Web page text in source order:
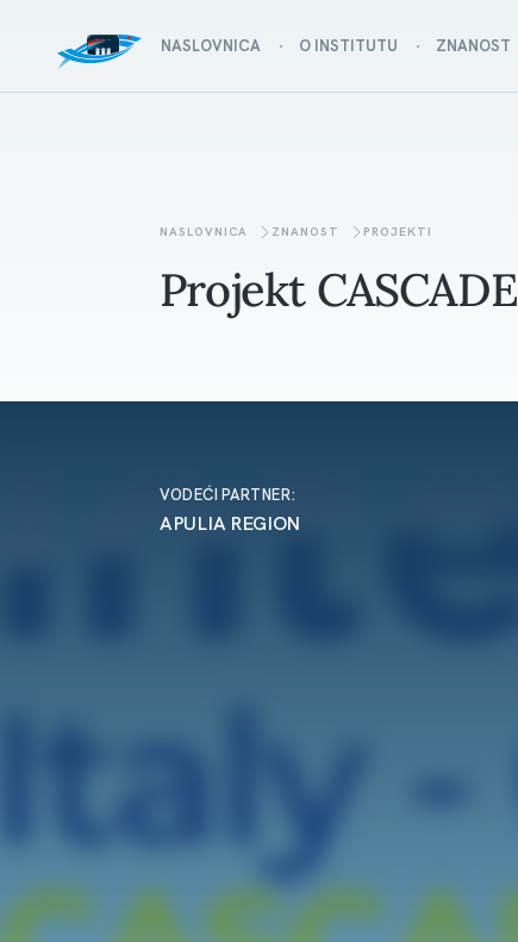
NASLOVNICA O INSTITUTU ZNANOST
NASLOVNICA ZNANOST PROJEKTI
Projekt CASCADE
VODEĆI PARTNER:
APULIA REGION